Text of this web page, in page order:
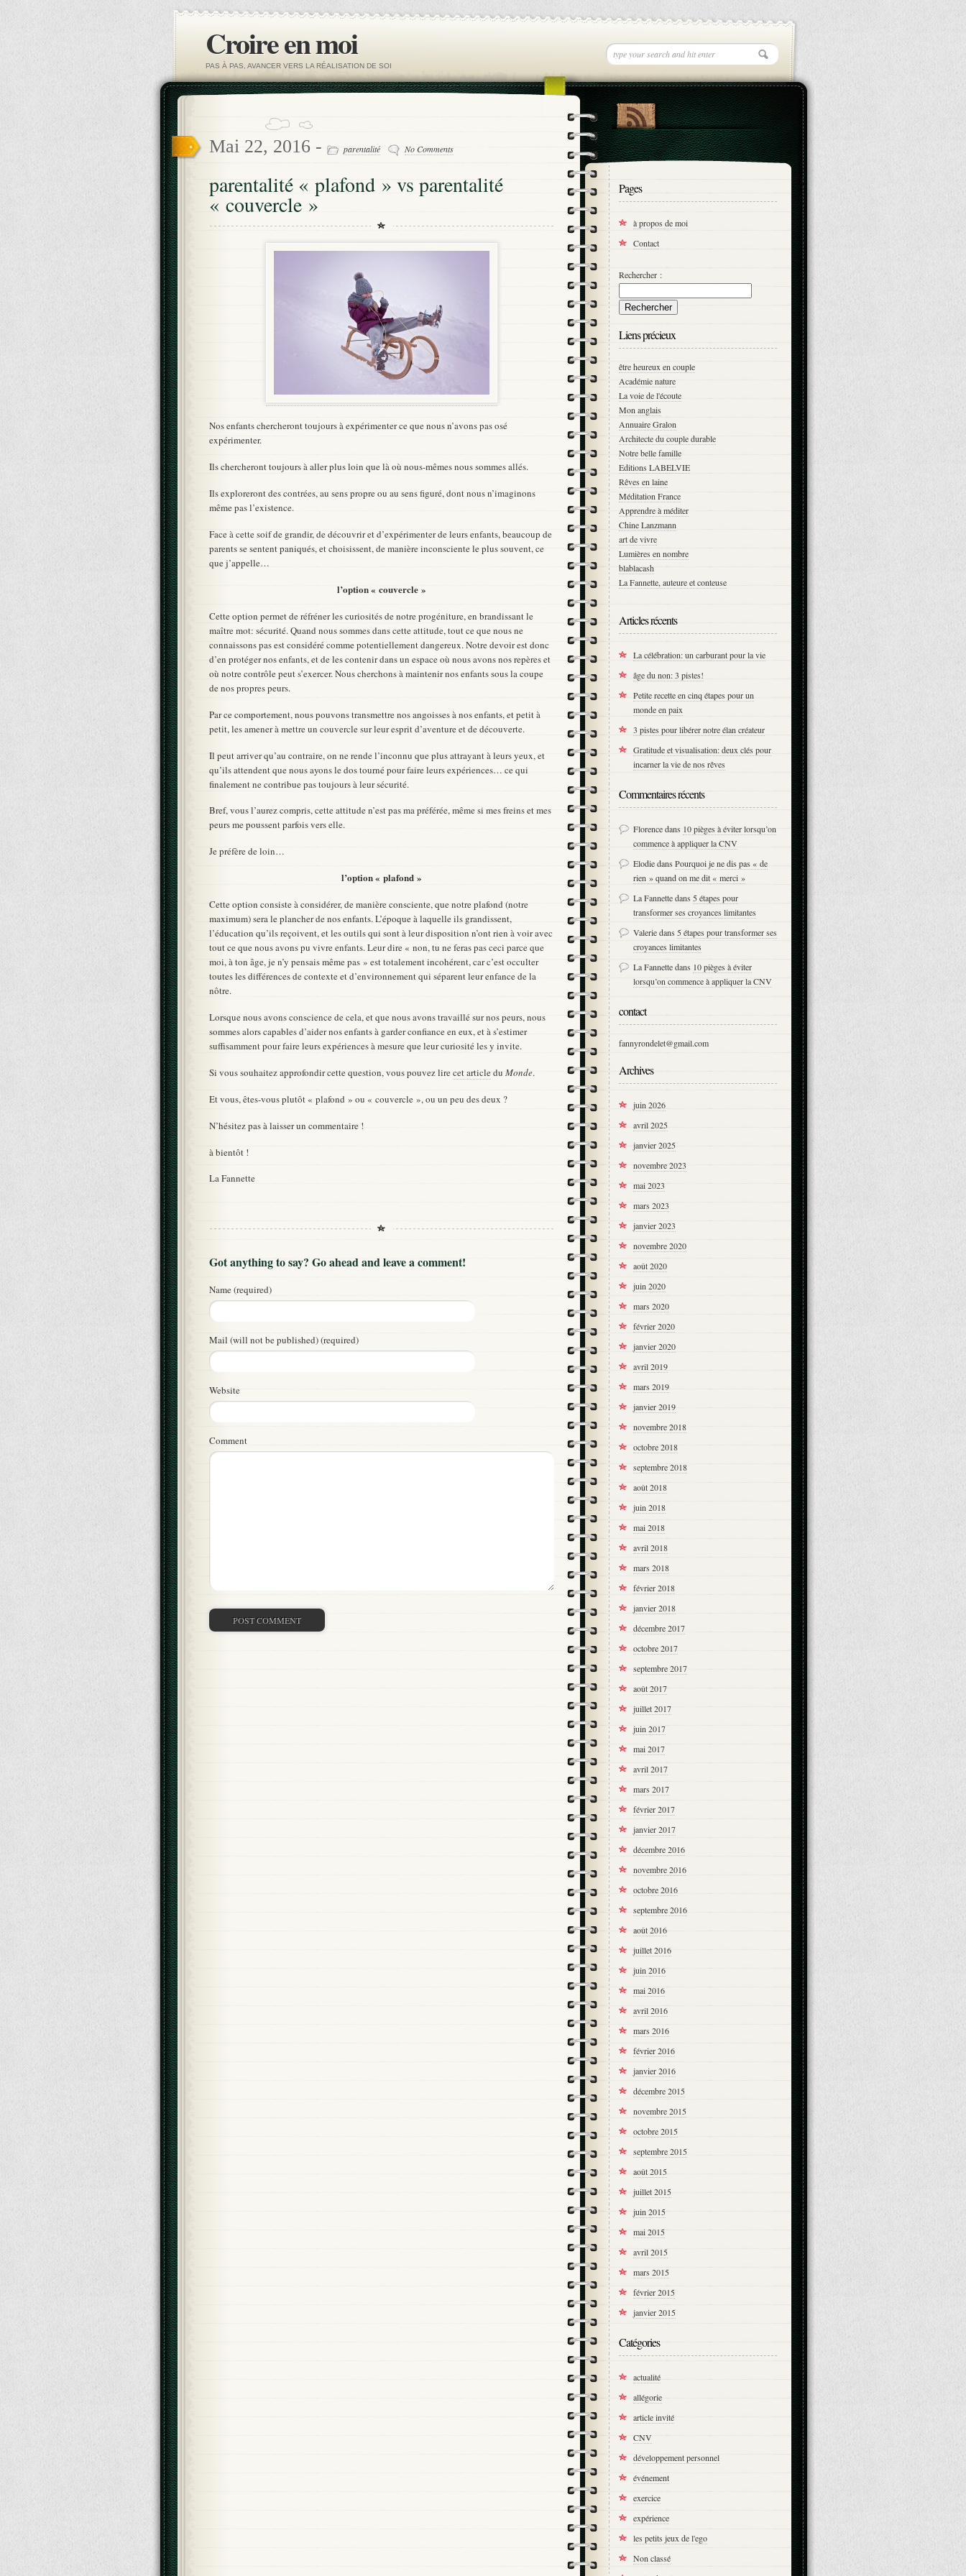
Croire en moi
PAS À PAS, AVANCER VERS LA RÉALISATION DE SOI
Mai 22, 2016 - parentalité No Comments
parentalité « plafond » vs parentalité
« couvercle »
Nos enfants chercheront toujours à expérimenter ce que nous n’avons pas osé
expérimenter.
Ils chercheront toujours à aller plus loin que là où nous-mêmes nous sommes allés.
Ils exploreront des contrées, au sens propre ou au sens figuré, dont nous n’imaginons
même pas l’existence.
Face à cette soif de grandir, de découvrir et d’expérimenter de leurs enfants, beaucoup de
parents se sentent paniqués, et choisissent, de manière inconsciente le plus souvent, ce
que j’appelle…
l’option « couvercle »
Cette option permet de réfréner les curiosités de notre progéniture, en brandissant le
maître mot: sécurité. Quand nous sommes dans cette attitude, tout ce que nous ne
connaissons pas est considéré comme potentiellement dangereux. Notre devoir est donc
d’en protéger nos enfants, et de les contenir dans un espace où nous avons nos repères et
où notre contrôle peut s’exercer. Nous cherchons à maintenir nos enfants sous la coupe
de nos propres peurs.
Par ce comportement, nous pouvons transmettre nos angoisses à nos enfants, et petit à
petit, les amener à mettre un couvercle sur leur esprit d’aventure et de découverte.
Il peut arriver qu’au contraire, on ne rende l’inconnu que plus attrayant à leurs yeux, et
qu’ils attendent que nous ayons le dos tourné pour faire leurs expériences… ce qui
finalement ne contribue pas toujours à leur sécurité.
Bref, vous l’aurez compris, cette attitude n’est pas ma préférée, même si mes freins et mes
peurs me poussent parfois vers elle.
Je préfère de loin…
l’option « plafond »
Cette option consiste à considérer, de manière consciente, que notre plafond (notre
maximum) sera le plancher de nos enfants. L’époque à laquelle ils grandissent,
l’éducation qu’ils reçoivent, et les outils qui sont à leur disposition n’ont rien à voir avec
tout ce que nous avons pu vivre enfants. Leur dire « non, tu ne feras pas ceci parce que
moi, à ton âge, je n’y pensais même pas » est totalement incohérent, car c’est occulter
toutes les différences de contexte et d’environnement qui séparent leur enfance de la
nôtre.
Lorsque nous avons conscience de cela, et que nous avons travaillé sur nos peurs, nous
sommes alors capables d’aider nos enfants à garder confiance en eux, et à s’estimer
suffisamment pour faire leurs expériences à mesure que leur curiosité les y invite.
Si vous souhaitez approfondir cette question, vous pouvez lirecet articledu Monde.
Et vous, êtes-vous plutôt « plafond » ou « couvercle », ou un peu des deux ?
N’hésitez pas à laisser un commentaire !
à bientôt !
La Fannette
Got anything to say? Go ahead and leave a comment!
Name (required)
Mail (will not be published) (required)
Website
Comment
Pages
à propos de moi
Contact
Rechercher :
Liens précieux
être heureux en couple
Académie nature
La voie de l'écoute
Mon anglais
Annuaire Gralon
Architecte du couple durable
Notre belle famille
Editions LABELVIE
Rêves en laine
Méditation France
Apprendre à méditer
Chine Lanzmann
art de vivre
Lumières en nombre
blablacash
La Fannette, auteure et conteuse
Articles récents
La célébration: un carburant pour la vie
âge du non: 3 pistes!
Petite recette en cinq étapes pour un
monde en paix
3 pistes pour libérer notre élan créateur
Gratitude et visualisation: deux clés pour
incarner la vie de nos rêves
Commentaires récents
Florencedans 10 pièges à éviter lorsqu’on
commence à appliquer la CNV
ElodiedansPourquoi je ne dis pas « de
rien » quand on me dit « merci »
La Fannettedans 5 étapes pour
transformer ses croyances limitantes
Valeriedans 5 étapes pour transformer ses
croyances limitantes
La Fannettedans 10 pièges à éviter
lorsqu’on commence à appliquer la CNV
contact
fannyrondelet@gmail.com
Archives
juin 2026
avril 2025
janvier 2025
novembre 2023
mai 2023
mars 2023
janvier 2023
novembre 2020
août 2020
juin 2020
mars 2020
février 2020
janvier 2020
avril 2019
mars 2019
janvier 2019
novembre 2018
octobre 2018
septembre 2018
août 2018
juin 2018
mai 2018
avril 2018
mars 2018
février 2018
janvier 2018
décembre 2017
octobre 2017
septembre 2017
août 2017
juillet 2017
juin 2017
mai 2017
avril 2017
mars 2017
février 2017
janvier 2017
décembre 2016
novembre 2016
octobre 2016
septembre 2016
août 2016
juillet 2016
juin 2016
mai 2016
avril 2016
mars 2016
février 2016
janvier 2016
décembre 2015
novembre 2015
octobre 2015
septembre 2015
août 2015
juillet 2015
juin 2015
mai 2015
avril 2015
mars 2015
février 2015
janvier 2015
Catégories
actualité
allégorie
article invité
CNV
développement personnel
événement
exercice
expérience
les petits jeux de l'ego
Non classé